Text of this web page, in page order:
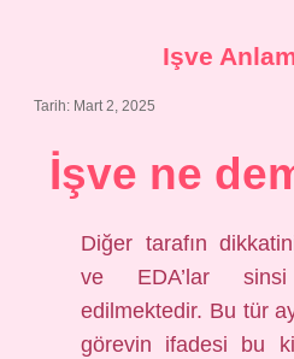
Işve
Tarih: Mart 2, 2025
İşve ne
Diğer tarafın
ve EDA’lar
edilmektedir. Bu tür
görevin ifadesi bu